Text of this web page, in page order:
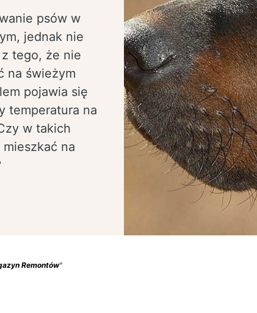
psów w
jednak nie
tego, że nie
na świeżym
pojawia się
temperatura na
w takich
na
Remontów"